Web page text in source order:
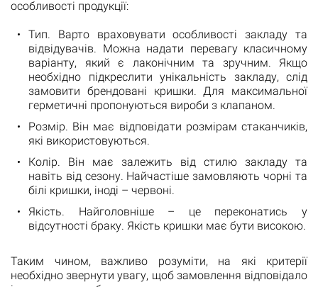
особливості продукції:
Тип. Варто враховувати особливості закладу та
відвідувачів. Можна надати перевагу класичному
варіанту, який є лаконічним та зручним. Якщо
необхідно підкреслити унікальність закладу, слід
замовити брендовані кришки. Для максимальної
герметичні пропонуються вироби з клапаном.
Розмір. Він має відповідати розмірам стаканчиків,
які використовуються.
Колір. Він має залежить від стилю закладу та
навіть від сезону. Найчастіше замовляють чорні та
білі кришки, іноді – червоні.
Якість. Найголовніше – це переконатись у
відсутності браку. Якість кришки має бути високою.
Таким чином, важливо розуміти, на які критерії
необхідно звернути увагу, щоб замовлення відповідало